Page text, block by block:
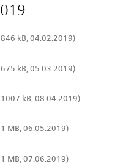
846 kB, 04.02.2019)
675 kB, 05.03.2019)
1007 kB, 08.04.2019)
1 MB, 06.05.2019)
1 MB, 07.06.2019)